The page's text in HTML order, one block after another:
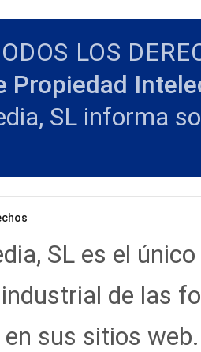
LOS
Propiedad
SL informa
SL es el
de las
sus sitios